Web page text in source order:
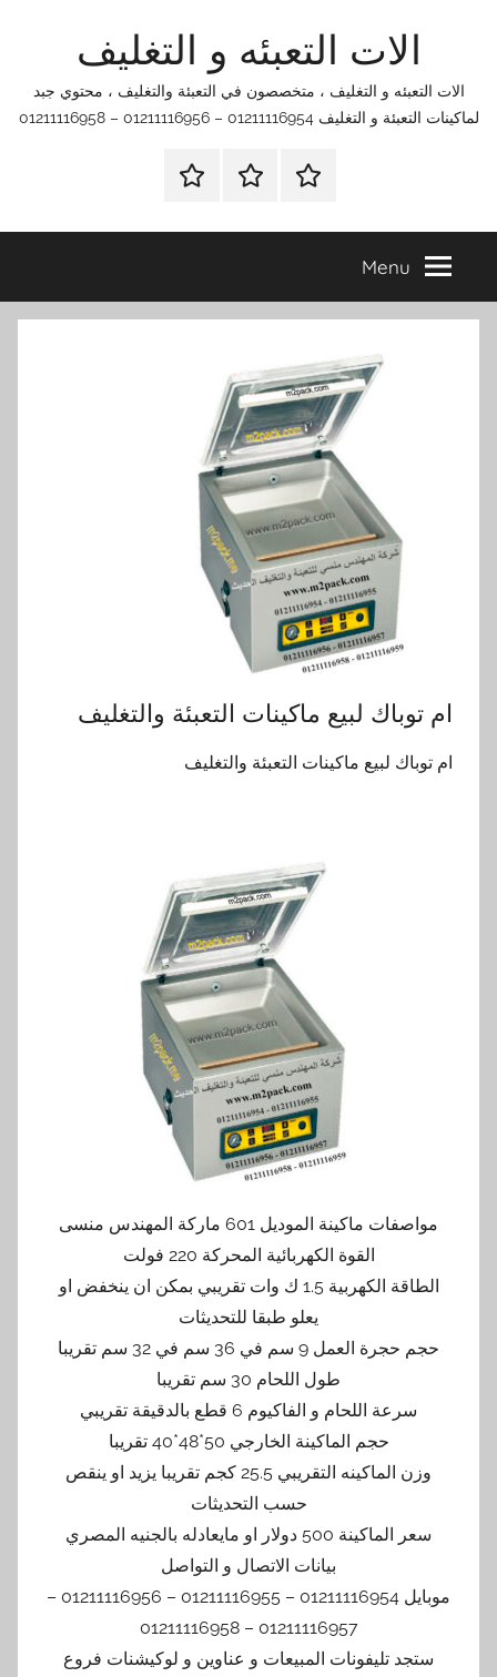
الات التعبئه و التغليف
الات التعبئه و التغليف ، متخصصون في التعبئة والتغليف ، محتوي جبد
لماكينات التعبئة و التغليف 01211116954 – 01211116956 – 01211116958
الرئيسيةاتصل
اتـصـل
في
التي
Menu
ام توباك لبيع ماكينات التعبئة والتغليف
ام توباك لبيع ماكينات التعبئة والتغليف
مواصفات ماكينة الموديل 601 ماركة المهندس منسى
القوة الكهربائية المحركة 220 فولت
الطاقة الكهربية 1.5 ك وات تقريبي بمكن ان ينخفض او
يعلو طبقا للتحديثات
حجم حجرة العمل 9 سم في 36 سم في 32 سم تقريبا
طول اللحام 30 سم تقريبا
سرعة اللحام و الفاكيوم 6 قطع بالدقيقة تقريبي
حجم الماكينة الخارجي 50*48*40 تقريبا
وزن الماكينه التقريبي 25.5 كجم تقريبا يزيد او ينقص
حسب التحديثات
سعر الماكينة 500 دولار او مايعادله بالجنيه المصري
بيانات الاتصال و التواصل
موبايل 01211116954 – 01211116955 – 01211116956 –
01211116957 – 01211116958
ستجد تليفونات المبيعات و عناوين و لوكيشنات فروع